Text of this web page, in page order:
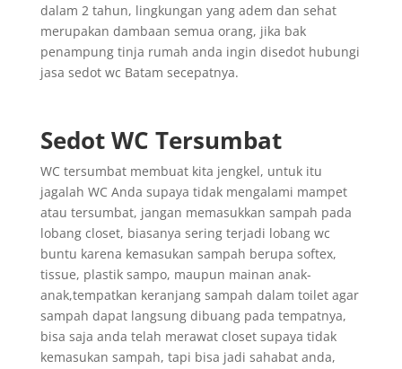
dalam 2 tahun, lingkungan yang adem dan sehat
merupakan dambaan semua orang, jika bak
penampung tinja rumah anda ingin disedot hubungi
jasa sedot wc Batam secepatnya.
Sedot WC Tersumbat
WC tersumbat membuat kita jengkel, untuk itu
jagalah WC Anda supaya tidak mengalami mampet
atau tersumbat, jangan memasukkan sampah pada
lobang closet, biasanya sering terjadi lobang wc
buntu karena kemasukan sampah berupa softex,
tissue, plastik sampo, maupun mainan anak-
anak,tempatkan keranjang sampah dalam toilet agar
sampah dapat langsung dibuang pada tempatnya,
bisa saja anda telah merawat closet supaya tidak
kemasukan sampah, tapi bisa jadi sahabat anda,